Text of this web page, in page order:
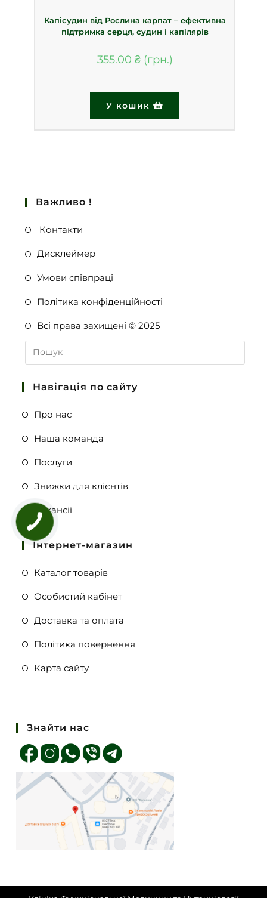
Капісудин від Рослина карпат – ефективна
підтримка серця, судин і капілярів
355.00 ₴
У кошик
Важливо !
Контакти
Дисклеймер
Умови співпраці
Політика конфіденційності
Всі права захищені © 2025
Навігація по сайту
Про нас
Наша команда
Послуги
Знижки для клієнтів
Вакансії
Інтернет-магазин
Каталог товарів
Особистий кабінет
Доставка та оплата
Політика повернення
Карта сайту
Знайти нас